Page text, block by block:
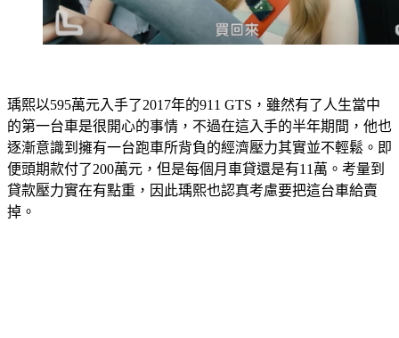
的第一台車是很開心的事情，不過在這入手的半年期間，他也
逐漸意識到擁有一台跑車所背負的經濟壓力其實並不輕鬆。即
便頭期款付了200萬元，但是每個月車貸還是有11萬。考量到
貸款壓力實在有點重，因此瑀熙也認真考慮要把這台車給賣
掉。